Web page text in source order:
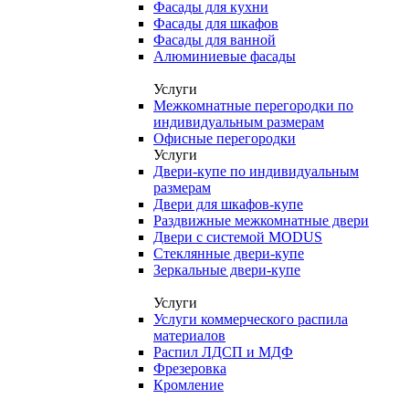
Фасады для кухни
Фасады для шкафов
Фасады для ванной
Алюминиевые фасады
Услуги
Межкомнатные перегородки по
индивидуальным размерам
Офисные перегородки
Услуги
Двери-купе по индивидуальным
размерам
Двери для шкафов-купе
Раздвижные межкомнатные двери
Двери с системой MODUS
Стеклянные двери-купе
Зеркальные двери-купе
Услуги
Услуги коммерческого распила
материалов
Распил ЛДСП и МДФ
Фрезеровка
Кромление